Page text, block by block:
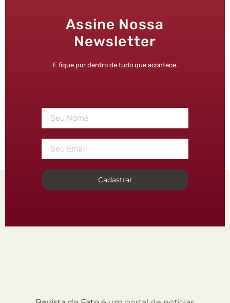
Assine Nossa
Newsletter
E fique por dentro de tudo que acontece.
Cadastrar